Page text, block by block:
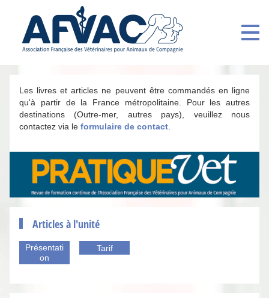
Les livres et articles ne peuvent être commandés en ligne
qu'à partir de la France métropolitaine. Pour les autres
destinations (Outre-mer, autres pays), veuillez nous
contactez via le formulaire de contact
Articles à l'unité
Présentati
on
Tarif